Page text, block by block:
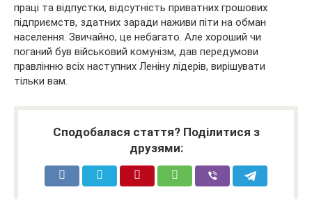
праці та відпустки, відсутність приватних грошових
підприємств, здатних заради наживи піти на обман
населення. Звичайно, це небагато. Але хороший чи
поганий був військовий комунізм, дав передумови
правлінню всіх наступних Леніну лідерів, вирішувати
тільки вам.
Сподобалася стаття? Поділитися з
друзями: